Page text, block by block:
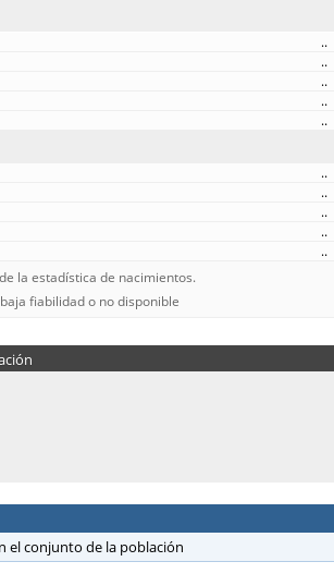
..
..
..
..
..
..
..
..
..
..
la estadística de nacimientos.
fiabilidad o no disponible
el conjunto de la población